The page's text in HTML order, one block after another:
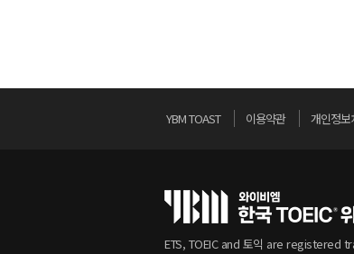
YBM TOAST 이용약관 개인정보
ETS, TOEIC and 토익 are registered